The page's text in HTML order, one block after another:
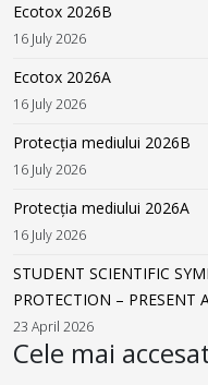
Ecotox 2026B
16 July 2026
Ecotox 2026A
16 July 2026
Protecția mediului 2026B
16 July 2026
Protecția mediului 2026A
16 July 2026
STUDENT SCIENTIFIC
PROTECTION – PRESENT
23 April 2026
Cele mai